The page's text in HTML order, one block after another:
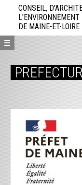
directement
contenu
CONSEIL,
L'ENVIRONNEMENT
DE MAINE-ET-LOIRE